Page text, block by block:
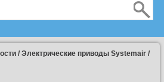
/ Электрические приводы Systemair /